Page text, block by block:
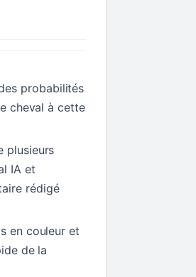
probabilités
cheval à cette
plusieurs
IA et
rédigé
en couleur et
de la